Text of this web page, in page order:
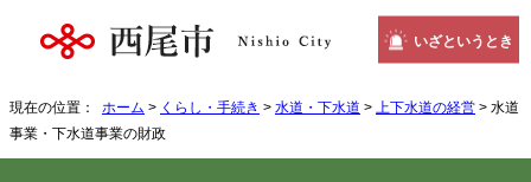
いざというとき
現在の位置： ホーム > くらし・手続き > 水道・下水道 > 上下水道の経営 > 水道
事業・下水道事業の財政